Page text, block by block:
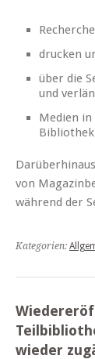
drucken
über die
und
Medien
von
während der
Kategorien:
wieder